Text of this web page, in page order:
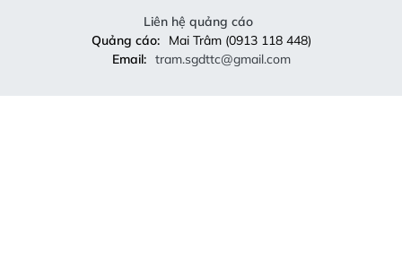
Liên hệ quảng cáo
Quảng cáo:
Mai Trâm (0913 118 448)
Email: tram.sgdttc@gmail.com